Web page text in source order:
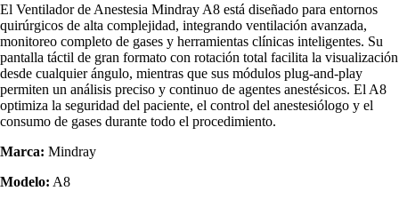
El Ventilador de Anestesia Mindray A8 está diseñado para entornos
quirúrgicos de alta complejidad, integrando ventilación avanzada,
monitoreo completo de gases y herramientas clínicas inteligentes. Su
pantalla táctil de gran formato con rotación total facilita la visualización
desde cualquier ángulo, mientras que sus módulos plug-and-play
permiten un análisis preciso y continuo de agentes anestésicos. El A8
optimiza la seguridad del paciente, el control del anestesiólogo y el
consumo de gases durante todo el procedimiento.
Marca: Mindray
Modelo: A8